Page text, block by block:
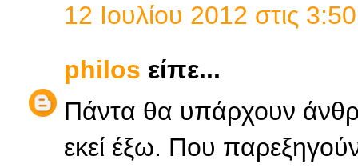
12 Ιουλίου 2012 στις
philos είπε...
Πάντα θα υπάρχουν
εκεί έξω. Που